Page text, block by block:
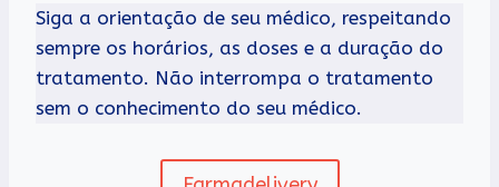
Siga a orientação de seu médico, respeitando
sempre os horários, as doses e a duração do
tratamento. Não interrompa o tratamento
sem o conhecimento do seu médico.